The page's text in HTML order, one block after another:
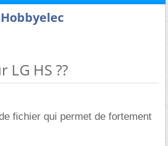
Hobbyelec
LG HS ??
fichier qui permet de fortement